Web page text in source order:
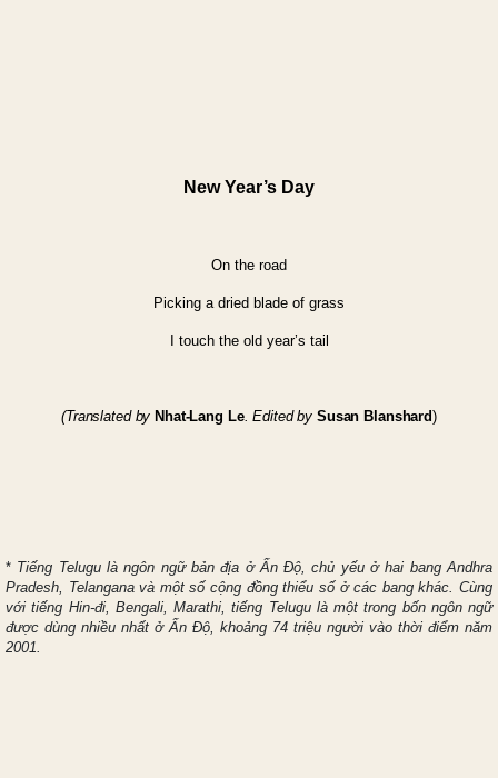
New Year’s Day
On the road
Picking a dried blade of grass
I touch the old year’s tail
(Translated byNhat-Lang Le.Edited by Susan Blanshard)
* Tiếng Telugu là ngôn ngữ bản địa ở Ấn Độ, chủ yếu ở hai bang Andhra
Pradesh, Telangana và một số cộng đồng thiểu số ở các bang khác. Cùng
với tiếng Hin-đi, Bengali, Marathi, tiếng Telugu là một trong bốn ngôn ngữ
được dùng nhiều nhất ở Ấn Độ, khoảng 74 triệu người vào thời điểm năm
2001.